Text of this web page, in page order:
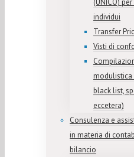
(UNICO)
individui
Transfer
Visti di
modulistica
black list,
eccetera)
Consulenza e
in materia di
bilancio